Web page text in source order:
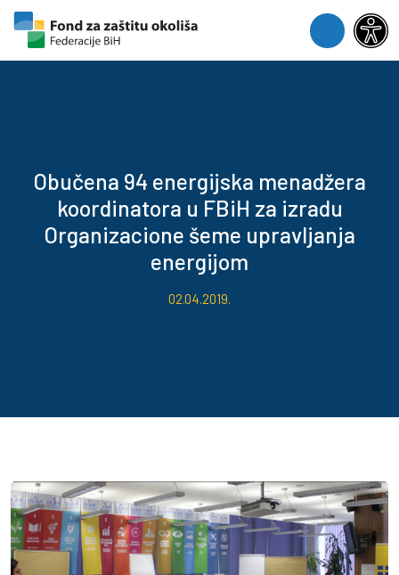
Skip to content
Skip to footer
Menu
Obučena 94 energijska menadžera
koordinatora u FBiH za izradu
Organizacione šeme upravljanja
energijom
02.04.2019.